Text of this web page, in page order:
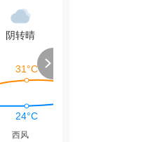
阴转晴
西风